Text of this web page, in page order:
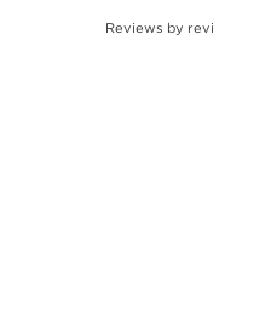
Reviews by revi